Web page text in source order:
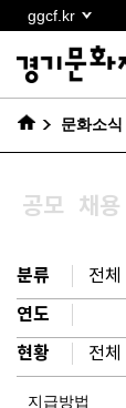
바로가기
ggcf.kr
문화소식
공모 채용
분류
연도
현황